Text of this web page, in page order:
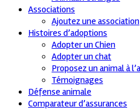
Associations
Ajoutez une association
Histoires d’adoptions
Adopter un Chien
Adopter un chat
Proposez un animal à
Témoignages
Défense animale
Comparateur d’assurances